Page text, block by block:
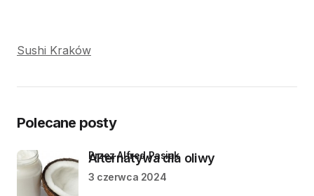
Sushi Kraków
Polecane posty
Alternatywa dla oliwy
przez Alfred Pasiak
3 czerwca 2024